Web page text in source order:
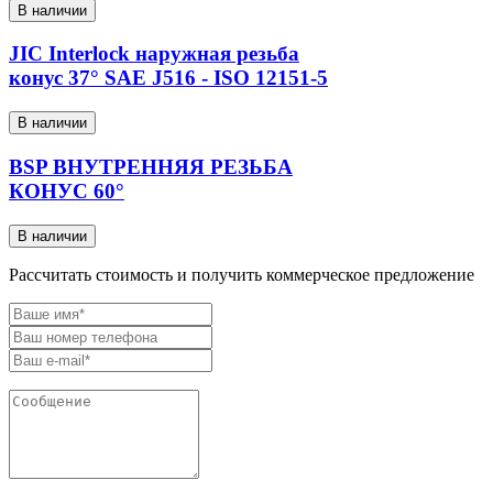
В наличии
JIC Interlock наружная резьба
конус 37° SAE J516 - ISO 12151-5
В наличии
BSP ВНУТРЕННЯЯ РЕЗЬБА
КОНУС 60°
В наличии
Рассчитать стоимость и получить коммерческое предложение